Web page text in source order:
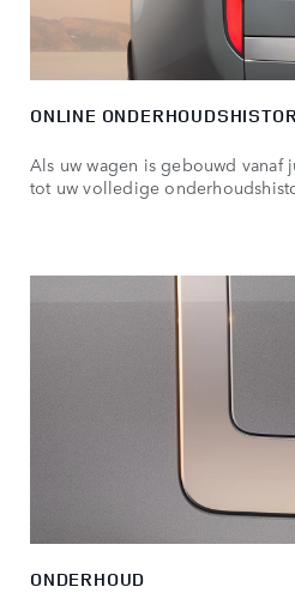
ONLINE
Als uw wagen is gebouwd vanaf
tot uw volledige
ONDERHOUD